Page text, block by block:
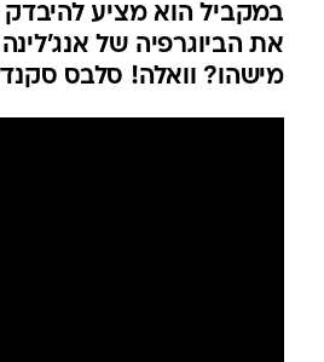
במקביל הוא מציע
את הביוגרפיה של
מישהו? וואלה! סלבס